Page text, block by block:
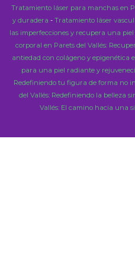
Tratamiento láser para manchas en
y duradera - Tratamiento láser
las imperfecciones y recupera una
corporal en Parets del Vallés:
antiedad con colágeno y epigenética
para una piel radiante y
Redefiniendo tu figura de forma no
del Vallés: Redefiniendo la belleza
Vallés: El camino hacia una